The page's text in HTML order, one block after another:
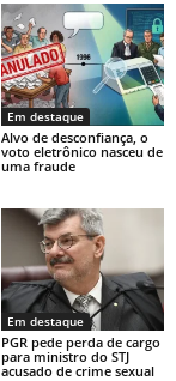
Em destaque
Alvo de desconfiança, o
voto eletrônico nasceu de
uma fraude
Em destaque
PGR pede perda de cargo
para ministro do STJ
acusado de crime sexual